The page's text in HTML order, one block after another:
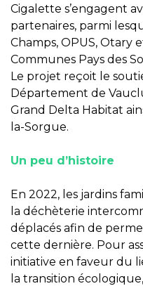
Cigalette s’engagent
partenaires, parmi
Champs, OPUS, Otary
Communes Pays des
Le projet reçoit le
Département de
Grand Delta Habitat
la-Sorgue.
Un peu d’histoire
En 2022, les jardins
la déchèterie
déplacés afin de
cette dernière. Pour
initiative en faveur du
la transition